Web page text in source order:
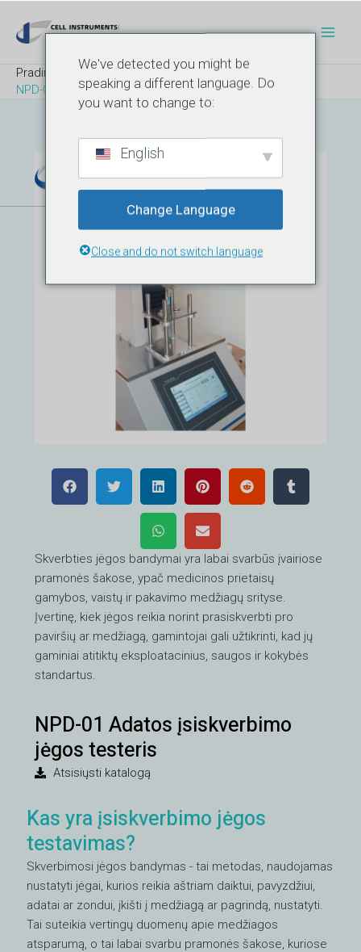
prie
turinio
Pradinis
Produktas
NPD-01 Adatos įsiskverbimo jėgos testeris
Skverbties jėgos bandymai yra labai svarbūs įvairiose
pramonės šakose, ypač medicinos prietaisų
gamybos, vaistų ir pakavimo medžiagų srityse.
Įvertinę, kiek jėgos reikia norint prasiskverbti pro
paviršių ar medžiagą, gamintojai gali užtikrinti, kad jų
gaminiai atitiktų eksploatacinius, saugos ir kokybės
standartus.
NPD-01 Adatos įsiskverbimo
jėgos testeris
Atsisiųsti katalogą
Kas yra įsiskverbimo jėgos
testavimas?
Skverbimosi jėgos bandymas - tai metodas, naudojamas
nustatyti jėgai, kurios reikia aštriam daiktui, pavyzdžiui,
adatai ar zondui, įkišti į medžiagą ar pagrindą, nustatyti.
Tai suteikia vertingų duomenų apie medžiagos
atsparumą, o tai labai svarbu pramonės šakose, kuriose
navigacija
We've detected you might be
speaking a different language. Do
you want to change to:
English
Change Language
Close and do not switch language